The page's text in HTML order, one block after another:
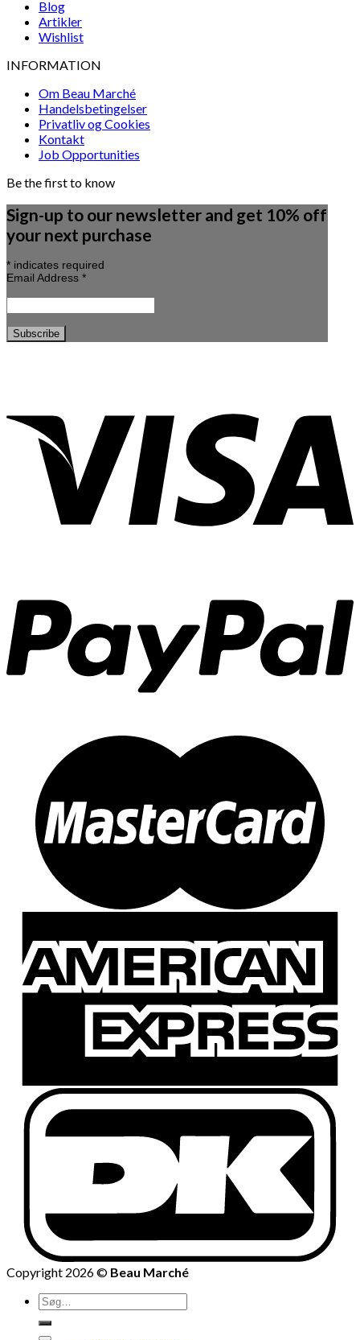
Blog
Artikler
Wishlist
INFORMATION
Om Beau Marché
Handelsbetingelser
Privatliv og Cookies
Kontakt
Job Opportunities
Be the first to know
Sign-up to our newsletter and get 10% off
your next purchase
* indicates required
Email Address *
Copyright 2026 © Beau Marché
Søg
efter: